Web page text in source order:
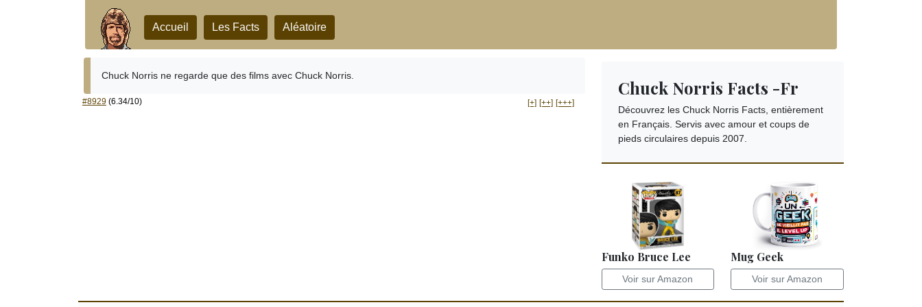
Accueil Les Facts Aléatoire
Chuck Norris ne regarde que des films avec Chuck Norris.
#8929 (6.34/10) [+] [++] [+++]
Chuck Norris Facts -Fr
Découvrez les Chuck Norris Facts, entièrement
en Français. Servis avec amour et coups de
pieds circulaires depuis 2007.
Funko Bruce Lee
Voir sur Amazon
Mug Geek
Voir sur Amazon